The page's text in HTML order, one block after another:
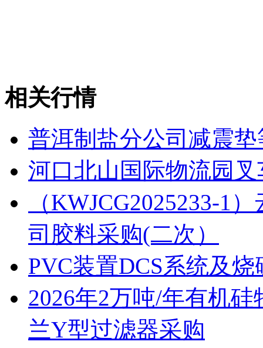
相关行情
普洱制盐分公司减震
河口北山国际物流园
（KWJCG2025233-1
司胶料采购(二次）
PVC装置DCS系统及
2026年2万吨/年有机
兰Y型过滤器采购